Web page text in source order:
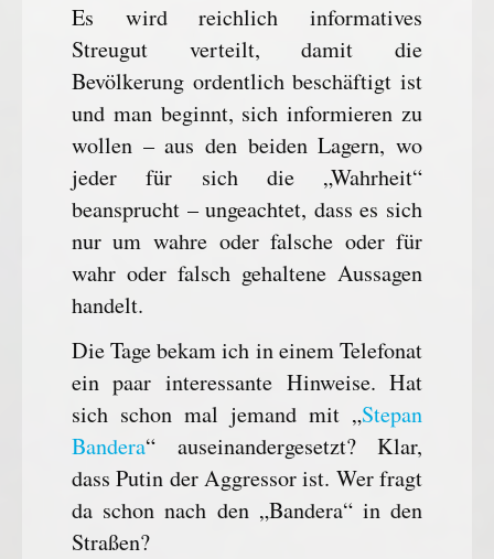
Es wird reichlich informatives
Streugut verteilt, damit die
Bevölkerung ordentlich beschäftigt ist
und man beginnt, sich informieren zu
wollen – aus den beiden Lagern, wo
jeder für sich die „Wahrheit“
beansprucht – ungeachtet, dass es sich
nur um wahre oder falsche oder für
wahr oder falsch gehaltene Aussagen
handelt.
Die Tage bekam ich in einem Telefonat
ein paar interessante Hinweise. Hat
sich schon mal jemand mit „Stepan
Bandera“ auseinandergesetzt? Klar,
dass Putin der Aggressor ist. Wer fragt
da schon nach den „Bandera“ in den
Straßen?